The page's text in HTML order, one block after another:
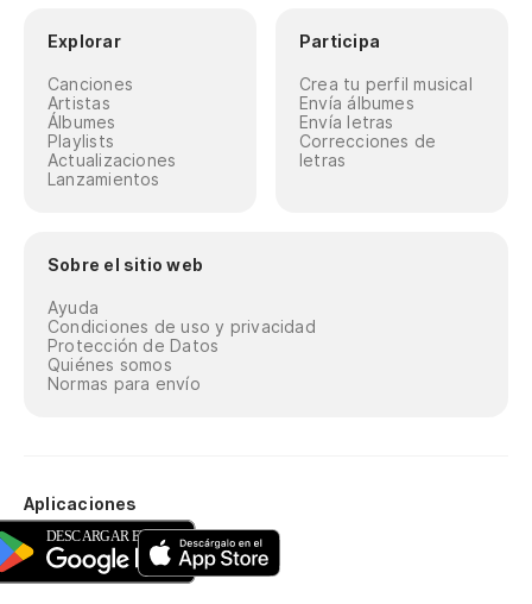
Explorar
Canciones
Artistas
Álbumes
Playlists
Actualizaciones
Lanzamientos
Participa
Crea tu perfil musical
Envía álbumes
Envía letras
Correcciones de
letras
Sobre el sitio web
Ayuda
Condiciones de uso y privacidad
Protección de Datos
Quiénes somos
Normas para envío
Aplicaciones